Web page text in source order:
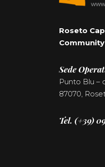
Roseto
Community
Sede
Punto Blu –
87070,
Tel. (+39)